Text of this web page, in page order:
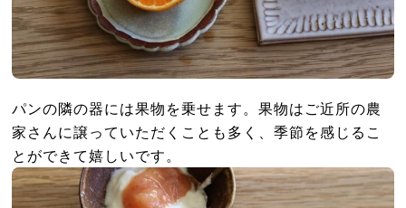
パンの隣の器には果物を乗せます。果物はご近所の農
家さんに譲っていただくことも多く、季節を感じるこ
とができて嬉しいです。